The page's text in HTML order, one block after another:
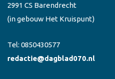
2991 CS Barendrecht
(in gebouw Het Kruispunt)
Tel: 0850430577
redactie@dagblad070.nl